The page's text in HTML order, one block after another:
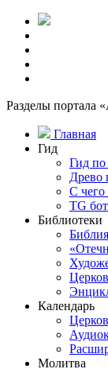
Разделы портала
Главная
Гид
Гид по
Древо
С чего
TG бот
Библиотеки
Библия
Календарь
Молитва